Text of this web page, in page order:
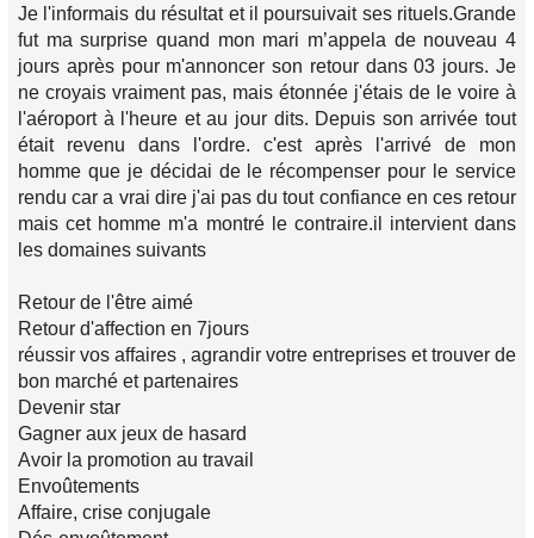
Je l'informais du résultat et il poursuivait ses rituels.Grande
fut ma surprise quand mon mari m’appela de nouveau 4
jours après pour m'annoncer son retour dans 03 jours. Je
ne croyais vraiment pas, mais étonnée j'étais de le voire à
l'aéroport à l'heure et au jour dits. Depuis son arrivée tout
était revenu dans l'ordre. c'est après l'arrivé de mon
homme que je décidai de le récompenser pour le service
rendu car a vrai dire j'ai pas du tout confiance en ces retour
mais cet homme m'a montré le contraire.il intervient dans
les domaines suivants
Retour de l'être aimé
Retour d'affection en 7jours
réussir vos affaires , agrandir votre entreprises et trouver de
bon marché et partenaires
Devenir star
Gagner aux jeux de hasard
Avoir la promotion au travail
Envoûtements
Affaire, crise conjugale